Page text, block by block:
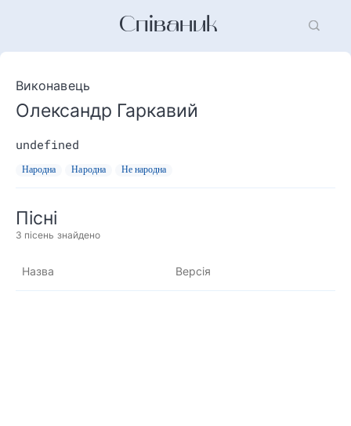
Співаник
Виконавець
Олександр Гаркавий
undefined
Народна Народна Не народна
Пісні
3 пісень знайдено
Назва Версія